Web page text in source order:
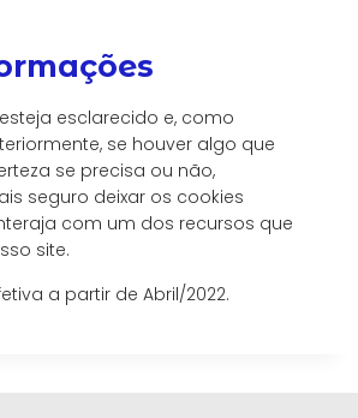
esclarecido e, como
se houver algo que
se precisa ou não,
seguro deixar os cookies
com um dos recursos que
site.
a partir de Abril/2022.